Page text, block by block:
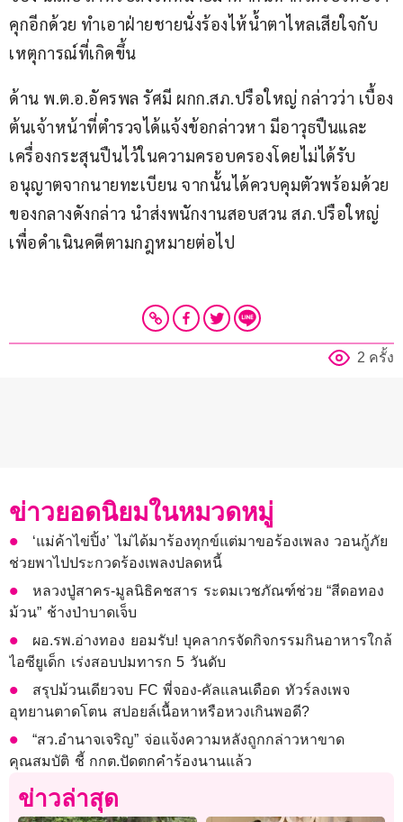
คุกอีกด้วย ทำเอาฝ่ายชายนั่งร้องไห้น้ำตาไหลเสียใจกับ
เหตุการณ์ที่เกิดขึ้น
ด้าน พ.ต.อ.อัครพล รัศมี ผกก.สภ.ปรือใหญ่ กล่าวว่า เบื้อง
ต้นเจ้าหน้าที่ตำรวจได้แจ้งข้อกล่าวหา มีอาวุธปืนและ
เครื่องกระสุนปืนไว้ในความครอบครองโดยไม่ได้รับ
อนุญาตจากนายทะเบียน จากนั้นได้ควบคุมตัวพร้อมด้วย
ของกลางดังกล่าว นำส่งพนักงานสอบสวน สภ.ปรือใหญ่
เพื่อดำเนินคดีตามกฎหมายต่อไป
2 ครั้ง
ข่าวยอดนิยมในหมวดหมู่
‘แม่ค้าไข่ปิ้ง’ ไม่ได้มาร้องทุกข์แต่มาขอร้องเพลง วอนกู้ภัย
ช่วยพาไปประกวดร้องเพลงปลดหนี้
หลวงปู่สาคร-มูลนิธิคชสาร ระดมเวชภัณฑ์ช่วย “สีดอทอง
ม้วน” ช้างป่าบาดเจ็บ
ผอ.รพ.อ่างทอง ยอมรับ! บุคลากรจัดกิจกรรมกินอาหารใกล้
ไอซียูเด็ก เร่งสอบปมทารก 5 วันดับ
สรุปม้วนเดียวจบ FC พี่จอง-คัลแลนเดือด ทัวร์ลงเพจ
อุทยานตาดโตน สปอยล์เนื้อหาหรือหวงเกินพอดี?
“สว.อำนาจเจริญ” จ่อแจ้งความหลังถูกกล่าวหาขาด
คุณสมบัติ ชี้ กกต.ปัดตกคำร้องนานแล้ว
ข่าวล่าสุด